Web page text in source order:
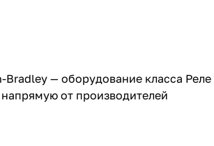
Bradley — оборудование класса
от производителей